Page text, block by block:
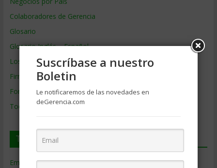
Colaboradores de Gerencia
Glosario
Glosario Inglés – Español
Los mejores MBA
Firmas de Gerencia
Formación de Gerencia
Todos los Temas
Temas de Gerencia
Empresas de Gerencia(38)
Suscríbase a nuestro
Boletin
Le notificaremos de las novedades en
deGerencia.com